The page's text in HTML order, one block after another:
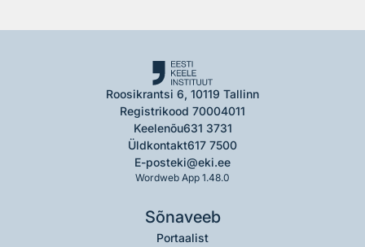
Roosikrantsi 6, 10119 Tallinn
Registrikood 70004011
Keelenõu631 3731
Üldkontakt617 7500
E-posteki@eki.ee
Wordweb App 1.48.0
Sõnaveeb
Portaalist